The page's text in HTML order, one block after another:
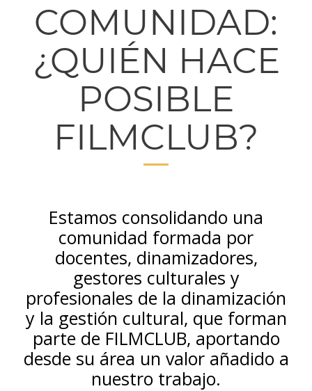
COMUNIDAD:
¿QUIÉN HACE
POSIBLE
FILMCLUB?
Estamos consolidando una
comunidad formada por
docentes, dinamizadores,
gestores culturales y
profesionales de la dinamización
y la gestión cultural, que forman
parte de FILMCLUB, aportando
desde su área un valor añadido a
nuestro trabajo.